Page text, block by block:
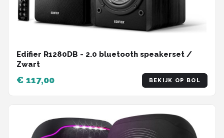
Edifier R1280DB - 2.0 bluetooth speakerset /
Zwart
€ 117,00 BEKIJK OP BOL